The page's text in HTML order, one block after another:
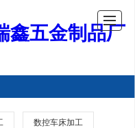
鑫五金制品厂
数控车床加工